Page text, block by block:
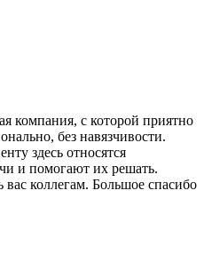
компания, с которой приятно
без навязчивости.
здесь относятся
и помогают их решать.
вас коллегам. Большое спасибо